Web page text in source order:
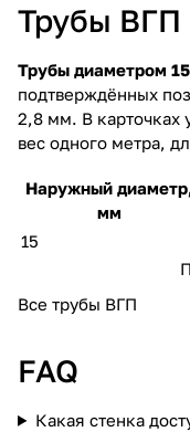
Трубы ВГП
Трубы диаметром
подтверждённых
2,8 мм. В карточках
вес одного метра,
Наружный
мм
15
Все трубы ВГП
FAQ
Какая стенка